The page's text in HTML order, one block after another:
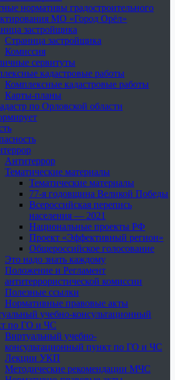
нормативы градостроительного
МО «Город Орёл»
застройщика
Страница застройщика
Комиссия
сервитуты
кадастровые работы
Комплексные кадастровые работы
Карты-планы
по Орловской области
Антитеррор
Тематические материалы
Тематические материалы
77-я годовщина Великой Победы
Всероссийская перепись
населения — 2021
Национальные проекты РФ
Проект «Эффективный регион»
Общероссийское голосование
Это надо знать каждому
Положение и Регламент
антитеррористической комиссии
Полезные ссылки
Нормативные правовые акты
учебно-консультационный
по ГО и ЧС
Виртуальный учебно-
консультационный пункт по ГО и ЧС
Лекции УКП
Методические рекомендации МЧС